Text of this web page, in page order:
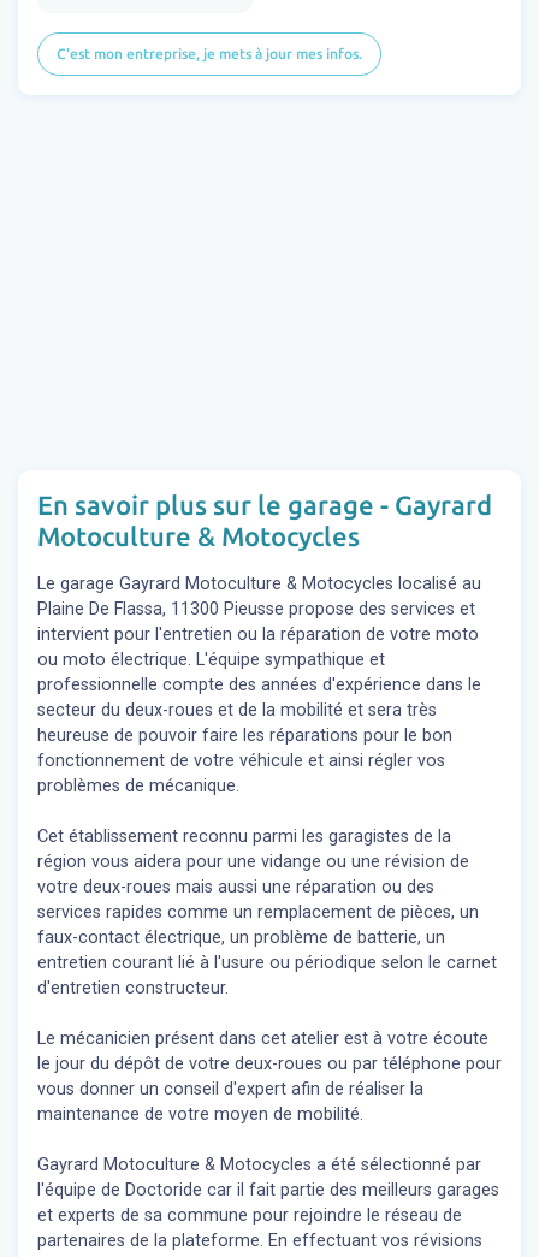
C'est mon entreprise, je mets à jour mes infos.
En savoir plus sur le garage - Gayrard
Motoculture & Motocycles
Le garage Gayrard Motoculture & Motocycles localisé au
Plaine De Flassa, 11300 Pieusse propose des services et
intervient pour l'entretien ou la réparation de votre moto
ou moto électrique. L'équipe sympathique et
professionnelle compte des années d'expérience dans le
secteur du deux-roues et de la mobilité et sera très
heureuse de pouvoir faire les réparations pour le bon
fonctionnement de votre véhicule et ainsi régler vos
problèmes de mécanique.
Cet établissement reconnu parmi les garagistes de la
région vous aidera pour une vidange ou une révision de
votre deux-roues mais aussi une réparation ou des
services rapides comme un remplacement de pièces, un
faux-contact électrique, un problème de batterie, un
entretien courant lié à l'usure ou périodique selon le carnet
d'entretien constructeur.
Le mécanicien présent dans cet atelier est à votre écoute
le jour du dépôt de votre deux-roues ou par téléphone pour
vous donner un conseil d'expert afin de réaliser la
maintenance de votre moyen de mobilité.
Gayrard Motoculture & Motocycles a été sélectionné par
l'équipe de Doctoride car il fait partie des meilleurs garages
et experts de sa commune pour rejoindre le réseau de
partenaires de la plateforme. En effectuant vos révisions